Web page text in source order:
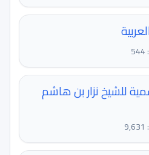
للشيخ نزار بن هاشم